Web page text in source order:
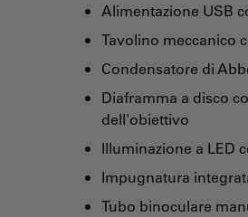
Alimentazione USB
Tavolino meccanico
Condensatore di
Diaframma a disco
dell'obiettivo
Illuminazione a LED
Impugnatura
Tubo binoculare